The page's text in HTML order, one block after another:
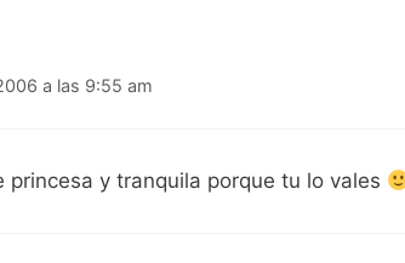
a las 9:55 am
princesa y tranquila porque tu lo vales